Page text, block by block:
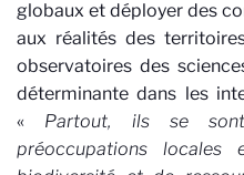
globaux et déployer des
aux réalités des
observatoires des
déterminante dans les
« Partout, ils se
préoccupations